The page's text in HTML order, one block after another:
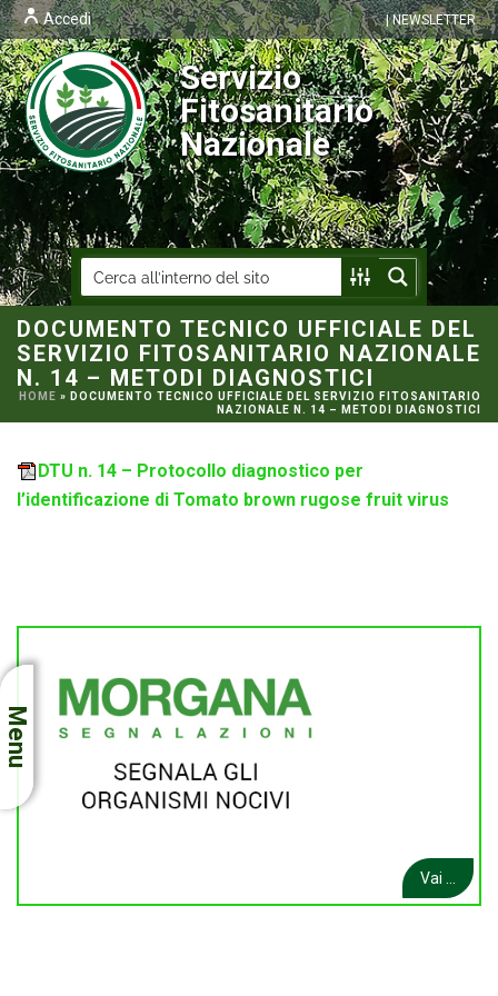
| NEWSLETTER
Accedi
Servizio
Fitosanitario
Nazionale
DOCUMENTO TECNICO UFFICIALE DEL
SERVIZIO FITOSANITARIO NAZIONALE
N. 14 – METODI DIAGNOSTICI
HOME » DOCUMENTO TECNICO UFFICIALE DEL SERVIZIO FITOSANITARIO
NAZIONALE N. 14 – METODI DIAGNOSTICI
Menu
DTU n. 14 – Protocollo diagnostico per
l’identificazione di Tomato brown rugose fruit virus
Vai ...